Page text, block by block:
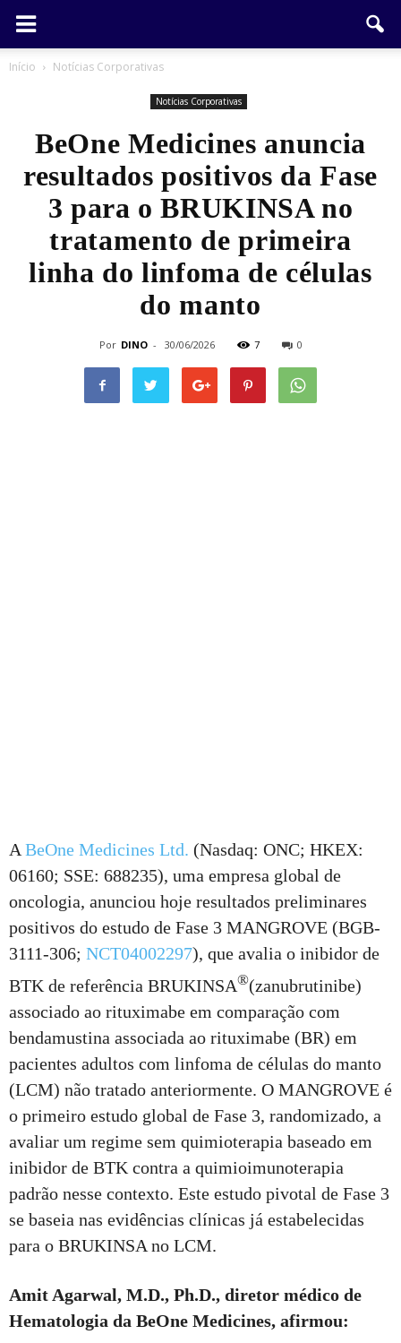
Início Notícias Corporativas
Notícias Corporativas
BeOne Medicines anuncia
resultados positivos da Fase
3 para o BRUKINSA no
tratamento de primeira
linha do linfoma de células
do manto
Por DINO - 30/06/2026 7 0
A BeOne Medicines Ltd. (Nasdaq: ONC; HKEX:
06160; SSE: 688235), uma empresa global de
oncologia, anunciou hoje resultados preliminares
positivos do estudo de Fase 3 MANGROVE (BGB-
3111-306; NCT04002297), que avalia o inibidor de
BTK de referência BRUKINSA®(zanubrutinibe)
associado ao rituximabe em comparação com
bendamustina associada ao rituximabe (BR) em
pacientes adultos com linfoma de células do manto
(LCM) não tratado anteriormente. O MANGROVE é
o primeiro estudo global de Fase 3, randomizado, a
avaliar um regime sem quimioterapia baseado em
inibidor de BTK contra a quimioimunoterapia
padrão nesse contexto. Este estudo pivotal de Fase 3
se baseia nas evidências clínicas já estabelecidas
para o BRUKINSA no LCM.
Amit Agarwal, M.D., Ph.D., diretor médico de
Hematologia da BeOne Medicines, afirmou: